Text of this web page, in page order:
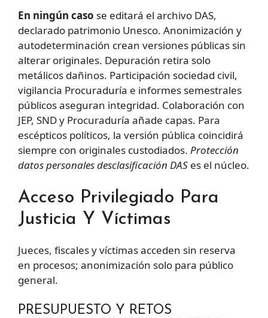
En ningún caso se editará el archivo DAS,
declarado patrimonio Unesco. Anonimización y
autodeterminación crean versiones públicas sin
alterar originales. Depuración retira solo
metálicos dañinos. Participación sociedad civil,
vigilancia Procuraduría e informes semestrales
públicos aseguran integridad. Colaboración con
JEP, SND y Procuraduría añade capas. Para
escépticos políticos, la versión pública coincidirá
siempre con originales custodiados. Protección
datos personales desclasificación DAS es el núcleo.
Acceso Privilegiado Para
Justicia Y Víctimas
Jueces, fiscales y víctimas acceden sin reserva
en procesos; anonimización solo para público
general.
PRESUPUESTO Y RETOS